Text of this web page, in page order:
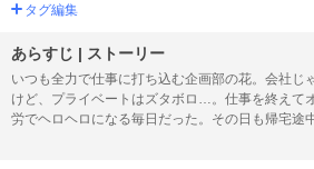
タグ編集
あらすじ | ストーリー
いつも全力で仕事に打ち込む企画部の花。会社じ
けど、プライベートはズタボロ…。仕事を終えて
労でヘロヘロになる毎日だった。その日も帰宅途
薬局で倒れてしまう。そこで介抱してくれたの